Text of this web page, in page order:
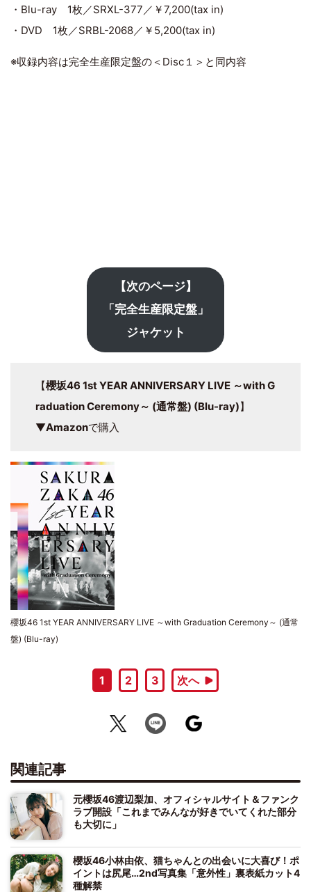
・Blu-ray 1枚／SRXL-377／￥7,200(tax in)
・DVD 1枚／SRBL-2068／￥5,200(tax in)
※収録内容は完全生産限定盤の＜Disc１＞と同内容
【次のページ】
「完全生産限定盤」
ジャケット
【櫻坂46 1st YEAR ANNIVERSARY LIVE ～with G
raduation Ceremony～ (通常盤) (Blu-ray)】
▼Amazonで購入
櫻坂46 1st YEAR ANNIVERSARY LIVE ～with Graduation Ceremony～ (通常
盤) (Blu-ray)
1 2 3 次へ
関連記事
元櫻坂46渡辺梨加、オフィシャルサイト＆ファンク
ラブ開設「これまでみんなが好きでいてくれた部分
も大切に」
櫻坂46小林由依、猫ちゃんとの出会いに大喜び！ポ
イントは尻尾…2nd写真集「意外性」裏表紙カット4
種解禁